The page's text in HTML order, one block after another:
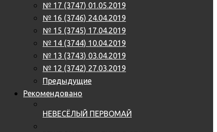
№ 17 (3747) 01.05.2019
№ 16 (3746) 24.04.2019
№ 15 (3745) 17.04.2019
№ 14 (3744) 10.04.2019
№ 13 (3743) 03.04.2019
№ 12 (3742) 27.03.2019
Предыдущие
Рекомендовано
НЕВЕСЁЛЫЙ ПЕРВОМАЙ